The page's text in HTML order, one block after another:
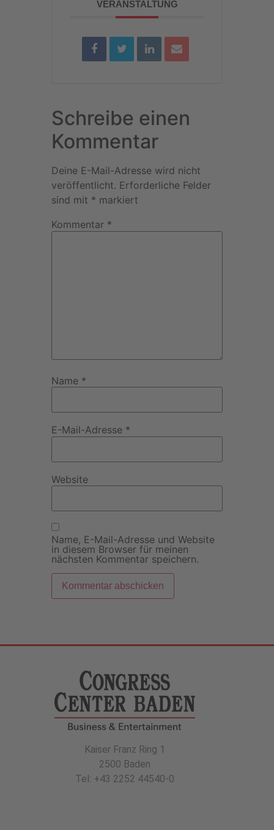
VERANSTALTUNG
Schreibe einen
Kommentar
Deine E-Mail-Adresse wird nicht
veröffentlicht. Erforderliche Felder
sind mit * markiert
Kommentar *
Name *
E-Mail-Adresse *
Website
Name, E-Mail-Adresse und Website
in diesem Browser für meinen
nächsten Kommentar speichern.
Kaiser Franz Ring 1
2500 Baden
Tel: +43 2252 44540-0